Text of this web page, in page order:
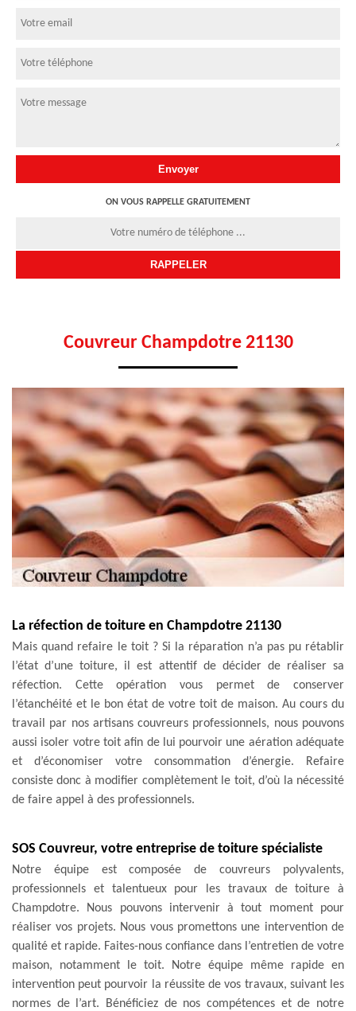
ON VOUS RAPPELLE GRATUITEMENT
Couvreur Champdotre 21130
La réfection de toiture en Champdotre 21130
Mais quand refaire le toit ? Si la réparation n’a pas pu rétablir
l’état d’une toiture, il est attentif de décider de réaliser sa
réfection. Cette opération vous permet de conserver
l’étanchéité et le bon état de votre toit de maison. Au cours du
travail par nos artisans couvreurs professionnels, nous pouvons
aussi isoler votre toit afin de lui pourvoir une aération adéquate
et d’économiser votre consommation d’énergie. Refaire
consiste donc à modifier complètement le toit, d’où la nécessité
de faire appel à des professionnels.
SOS Couvreur, votre entreprise de toiture spécialiste
Notre équipe est composée de couvreurs polyvalents,
professionnels et talentueux pour les travaux de toiture à
Champdotre. Nous pouvons intervenir à tout moment pour
réaliser vos projets. Nous vous promettons une intervention de
qualité et rapide. Faites-nous confiance dans l’entretien de votre
maison, notamment le toit. Notre équipe même rapide en
intervention peut pourvoir la réussite de vos travaux, suivant les
normes de l’art. Bénéficiez de nos compétences et de notre